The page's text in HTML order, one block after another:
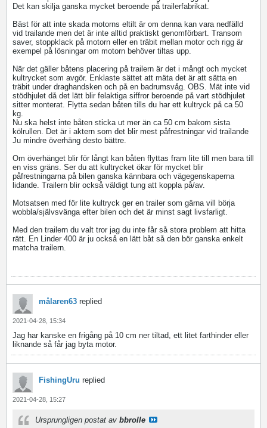
Det kan skilja ganska mycket beroende på trailerfabrikat.
Bäst för att inte skada motorns eltilt är om denna kan vara nedfälld
vid trailande men det är inte alltid praktiskt genomförbart. Transom
saver, stoppklack på motorn eller en träbit mellan motor och rigg är
exempel på lösningar om motorn behöver tiltas upp.
När det gäller båtens placering på trailern är det i mångt och mycket
kultrycket som avgör. Enklaste sättet att mäta det är att sätta en
träbit under draghandsken och på en badrumsvåg. OBS. Mät inte vid
stödhjulet då det lätt blir felaktiga siffror beroende på vart stödhjulet
sitter monterat. Flytta sedan båten tills du har ett kultryck på ca 50
kg.
Nu ska helst inte båten sticka ut mer än ca 50 cm bakom sista
kölrullen. Det är i aktern som det blir mest påfrestningar vid trailande
Ju mindre överhäng desto bättre.
Om överhänget blir för långt kan båten flyttas fram lite till men bara till
en viss gräns. Ser du att kultrycket ökar för mycket blir
påfrestningarna på bilen ganska kännbara och vägegenskaperna
lidande. Trailern blir också väldigt tung att koppla på/av.
Motsatsen med för lite kultryck ger en trailer som gärna vill börja
wobbla/självsvänga efter bilen och det är minst sagt livsfarligt.
Med den trailern du valt tror jag du inte får så stora problem att hitta
rätt. En Linder 400 är ju också en lätt båt så den bör ganska enkelt
matcha trailern.
målaren63 replied
2021-04-28, 15:34
Jag har kanske en frigång på 10 cm ner tiltad, ett litet farthinder eller
liknande så får jag byta motor.
FishingUru replied
2021-04-28, 15:27
Ursprungligen postat av bbrolle